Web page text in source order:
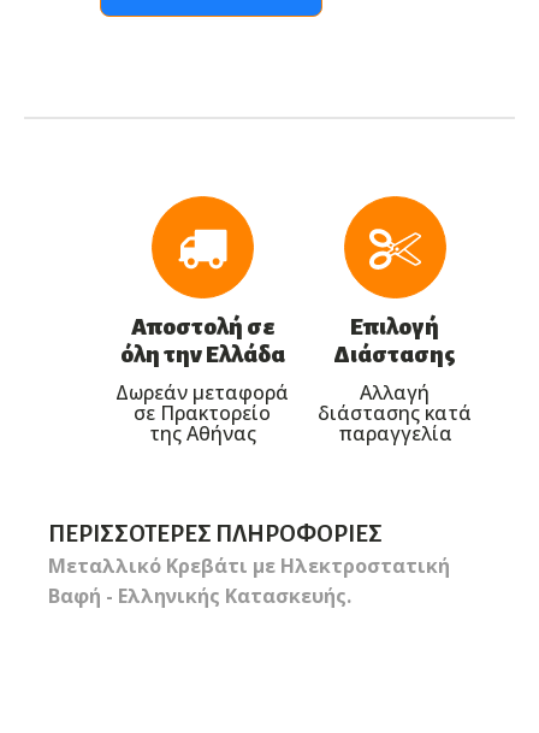
Αποστολή σε
όλη την Ελλάδα
Δωρεάν μεταφορά
σε Πρακτορείο
της Αθήνας
Επιλογή
Διάστασης
Αλλαγή
διάστασης κατά
παραγγελία
ΠΕΡΙΣΣΌΤΕΡΕΣ ΠΛΗΡΟΦΟΡΊΕΣ
Μεταλλικό Κρεβάτι με Ηλεκτροστατική
Βαφή - Ελληνικής Κατασκευής.